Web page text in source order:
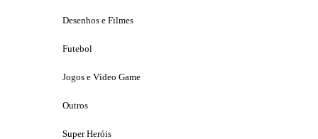
Desenhos e Filmes
Futebol
Jogos e Vídeo Game
Outros
Super Heróis